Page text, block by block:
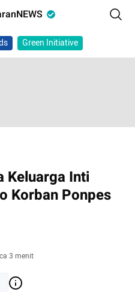
Green Initiative
Keluarga Inti
Korban Ponpes
3 menit